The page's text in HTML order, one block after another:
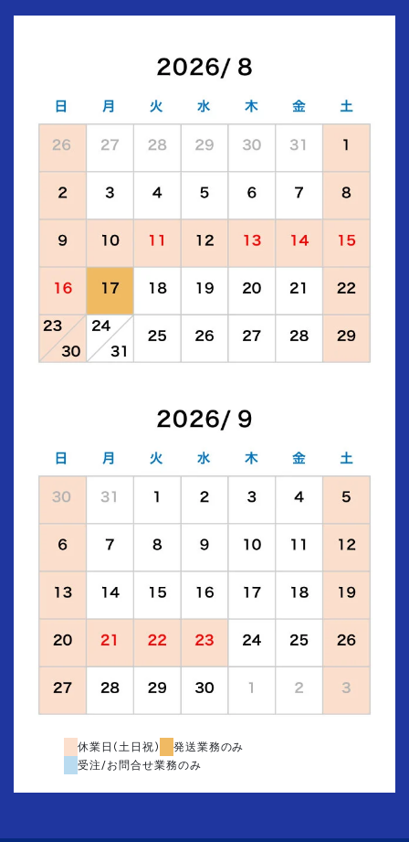
休業日(土日祝)
発送業務のみ
受注/お問合せ業務のみ